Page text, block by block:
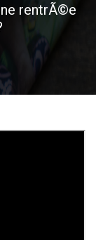
rentrÃ©e